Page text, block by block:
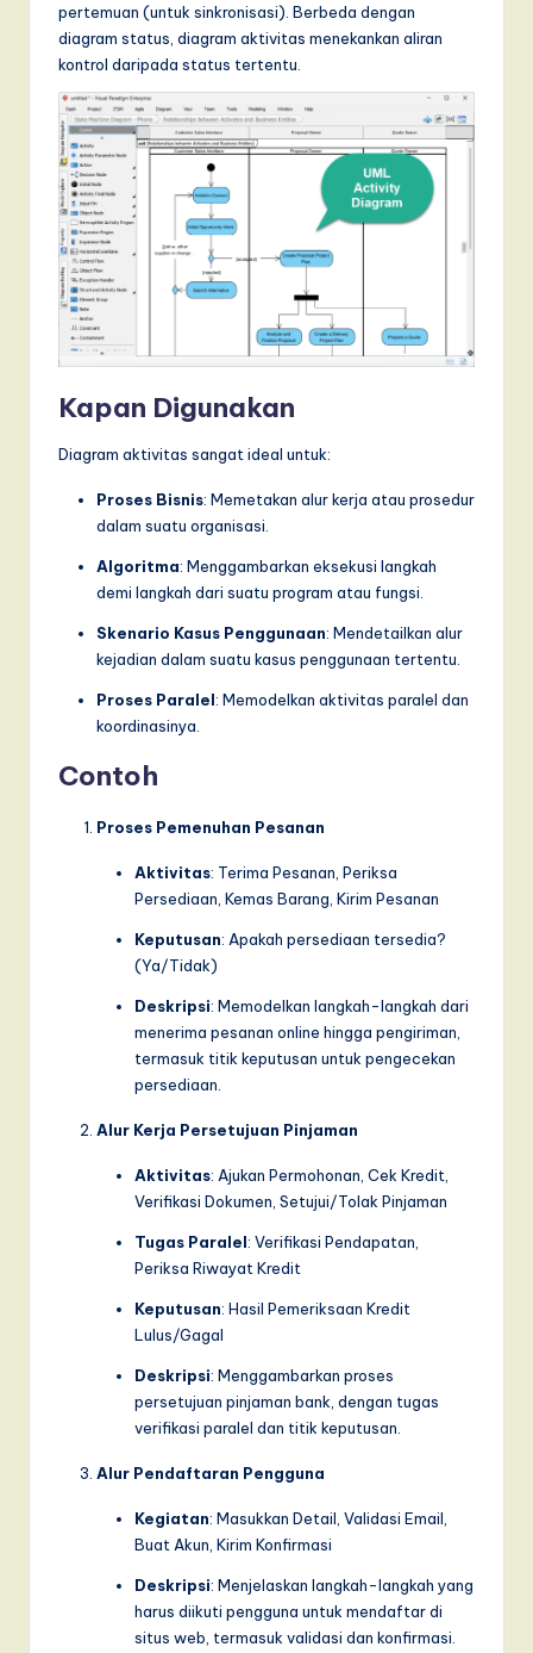
pertemuan (untuk sinkronisasi). Berbeda dengan
diagram status, diagram aktivitas menekankan aliran
kontrol daripada status tertentu.
Kapan Digunakan
Diagram aktivitas sangat ideal untuk:
Proses Bisnis: Memetakan alur kerja atau prosedur
dalam suatu organisasi.
Algoritma: Menggambarkan eksekusi langkah
demi langkah dari suatu program atau fungsi.
Skenario Kasus Penggunaan: Mendetailkan alur
kejadian dalam suatu kasus penggunaan tertentu.
Proses Paralel: Memodelkan aktivitas paralel dan
koordinasinya.
Contoh
Proses Pemenuhan Pesanan
Aktivitas: Terima Pesanan, Periksa
Persediaan, Kemas Barang, Kirim Pesanan
Keputusan: Apakah persediaan tersedia?
(Ya/Tidak)
Deskripsi: Memodelkan langkah-langkah dari
menerima pesanan online hingga pengiriman,
termasuk titik keputusan untuk pengecekan
persediaan.
Alur Kerja Persetujuan Pinjaman
Aktivitas: Ajukan Permohonan, Cek Kredit,
Verifikasi Dokumen, Setujui/Tolak Pinjaman
Tugas Paralel: Verifikasi Pendapatan,
Periksa Riwayat Kredit
Keputusan: Hasil Pemeriksaan Kredit
Lulus/Gagal
Deskripsi: Menggambarkan proses
persetujuan pinjaman bank, dengan tugas
verifikasi paralel dan titik keputusan.
Alur Pendaftaran Pengguna
Kegiatan: Masukkan Detail, Validasi Email,
Buat Akun, Kirim Konfirmasi
Deskripsi: Menjelaskan langkah-langkah yang
harus diikuti pengguna untuk mendaftar di
situs web, termasuk validasi dan konfirmasi.